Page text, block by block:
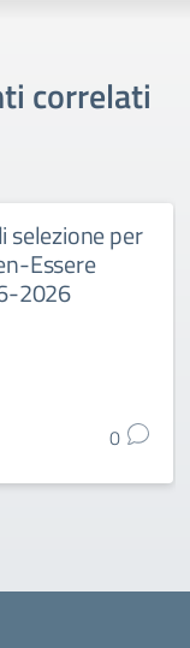
correlati
selezione per
Essere
2026
0